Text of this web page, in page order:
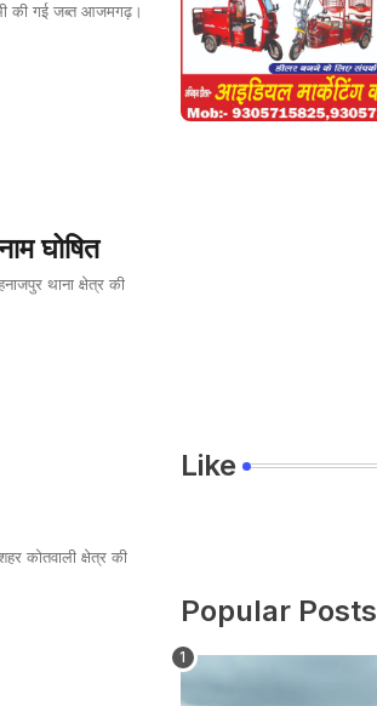
की गई जब्त आजमगढ़।
घोषित
थाना क्षेत्र की
कोतवाली क्षेत्र की
Like
Popular Posts